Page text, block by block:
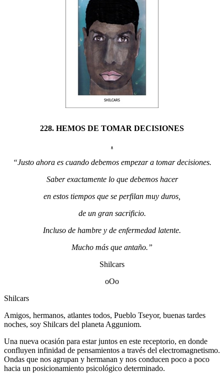
228. HEMOS DE TOMAR DECISIONES
.
“Justo ahora es cuando debemos empezar a tomar decisiones.
Saber exactamente lo que debemos hacer
en estos tiempos que se perfilan muy duros,
de un gran sacrificio.
Incluso de hambre y de enfermedad latente.
Mucho más que antaño.”
Shilcars
oOo
Shilcars
Amigos, hermanos, atlantes todos, Pueblo Tseyor, buenas tardes
noches, soy Shilcars del planeta Agguniom.
Una nueva ocasión para estar juntos en este receptorio, en donde
confluyen infinidad de pensamientos a través del electromagnetismo.
Ondas que nos agrupan y hermanan y nos conducen poco a poco
hacia un posicionamiento psicológico determinado.